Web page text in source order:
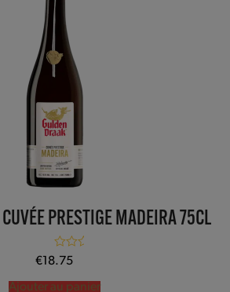
PRESTIGE MADEIRA 75CL
Note
sur 5
€ 18.75
Ajouter au panier